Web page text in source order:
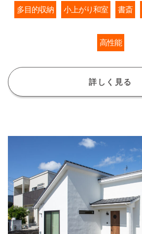
多目的収納 小上がり和室 書斎
高性能
詳しく見る